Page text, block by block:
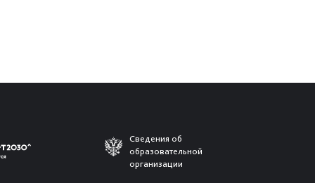
Сведения об
образовательной
организации